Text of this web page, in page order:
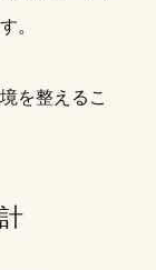
。
を整えるこ